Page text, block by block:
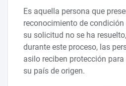
Es aquella persona que
reconocimiento de
su solicitud no se ha
durante este proceso, las
asilo reciben protección
su país de origen.